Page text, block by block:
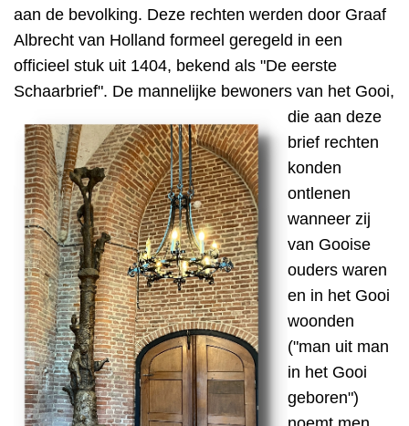
aan de bevolking. Deze rechten werden door Graaf
Albrecht van Holland formeel geregeld in een
officieel stuk uit 1404, bekend als "De eerste
Schaarbrief". De mannelijke bewoners van het Gooi,
die aan deze
brief rechten
konden
ontlenen
wanneer zij
van Gooise
ouders waren
en in het Gooi
woonden
("man uit man
in het Gooi
geboren")